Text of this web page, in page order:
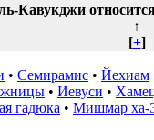
Кавукджи
↑
[+]
• Семирамис • Йехиам
• Иевуси •
гадюка • Мишмар ха-